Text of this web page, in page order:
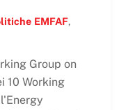
EMFAF,
Group on
10 Working